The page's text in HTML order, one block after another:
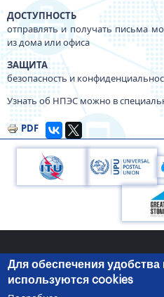
220050, г.Минск, пр-т
ДОСТУПНОСТЬ
отправлять и получать письма
из дома или офиса
ЗАЩИТА
безопасность и
Узнать об НПЭС можно в
PDF
Для обеспечения удобства
используются cookies